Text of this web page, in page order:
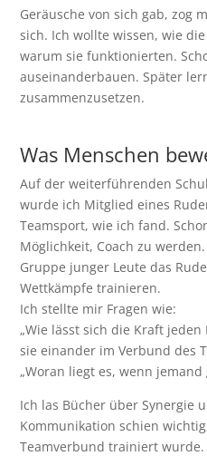
Geräusche von sich gab, zog
sich. Ich wollte wissen, wie
warum sie funktionierten.
auseinanderbauen. Später
zusammenzusetzen.
Was Menschen
Auf der weiterführenden
wurde ich Mitglied eines
Teamsport, wie ich fand.
Möglichkeit, Coach zu
Gruppe junger Leute das
Wettkämpfe trainieren.
Ich stellte mir Fragen wie:
„Wie lässt sich die Kraft
sie einander im Verbund des
„Woran liegt es, wenn
Ich las Bücher über Synergie
Kommunikation schien
Teamverbund trainiert wurde.